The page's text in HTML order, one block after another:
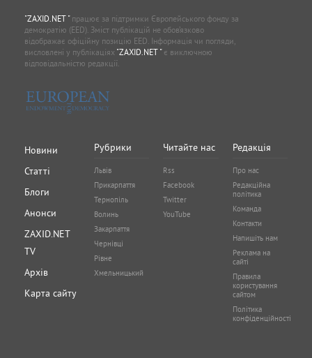
"ZAXID.NET "працює за підтримки Європейського фонду за
демократію (EED). Зміст публікацій не обов’язково
відображає офіційну позицію EED. Інформація чи погляди,
висловлені у публікаціях "ZAXID.NET "є виключною
відповідальністю редакції.
Новини
Статті
Блоги
Анонси
ZAXID.NET
TV
Архів
Карта сайту
Рубрики
Львів
Прикарпаття
Тернопіль
Волинь
Закарпаття
Чернівці
Рівне
Хмельницький
Читайте нас
Rss
Facebook
Twitter
YouTube
Редакція
Про нас
Редакційна
політика
Команда
Контакти
Напишіть нам
Реклама на
сайті
Правила
користування
сайтом
Політика
конфіденційності